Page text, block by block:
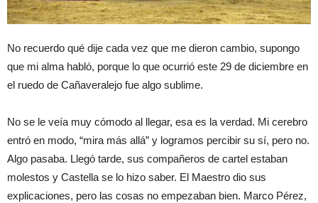
No recuerdo qué dije cada vez que me dieron cambio, supongo
que mi alma habló, porque lo que ocurrió este 29 de diciembre en
el ruedo de Cañaveralejo fue algo sublime.
No se le veía muy cómodo al llegar, esa es la verdad. Mi cerebro
entró en modo, “mira más allá” y logramos percibir su sí, pero no.
Algo pasaba. Llegó tarde, sus compañeros de cartel estaban
molestos y Castella se lo hizo saber. El Maestro dio sus
explicaciones, pero las cosas no empezaban bien. Marco Pérez,